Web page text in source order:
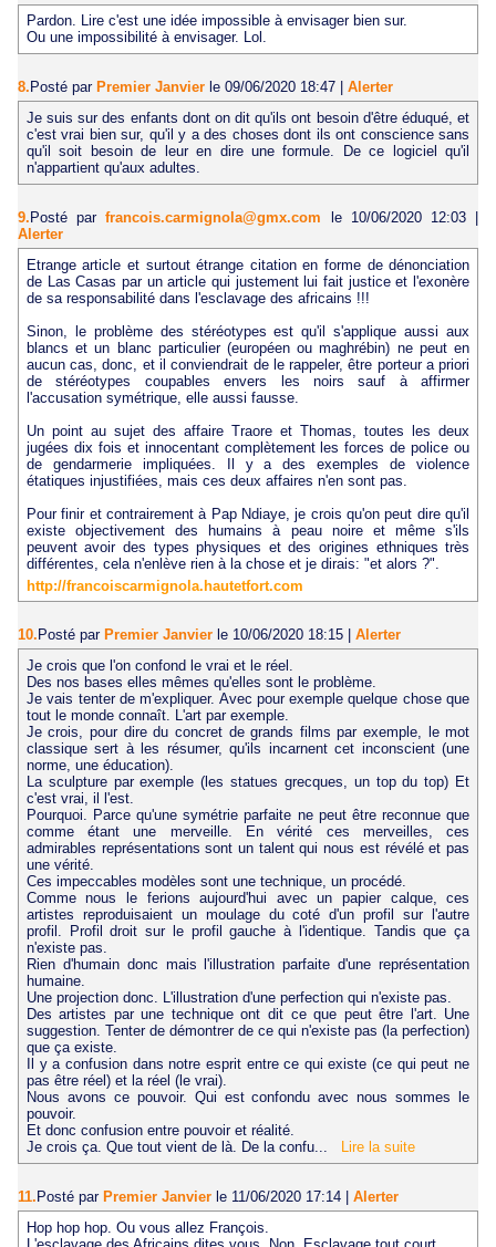
Pardon. Lire c'est une idée impossible à envisager bien sur.
Ou une impossibilité à envisager. Lol.
8. Posté par Premier Janvier le 09/06/2020 18:47
Alerter
Je suis sur des enfants dont on dit qu'ils ont besoin d'être éduqué, et
c'est vrai bien sur, qu'il y a des choses dont ils ont conscience sans
qu'il soit besoin de leur en dire une formule. De ce logiciel qu'il
n'appartient qu'aux adultes.
9. Posté parfrancois.carmignola@gmx.com le 10/06/2020 12:03
Alerter
Etrange article et surtout étrange citation en forme de dénonciation
de Las Casas par un article qui justement lui fait justice et l'exonère
de sa responsabilité dans l'esclavage des africains !!!
Sinon, le problème des stéréotypes est qu'il s'applique aussi aux
blancs et un blanc particulier (européen ou maghrébin) ne peut en
aucun cas, donc, et il conviendrait de le rappeler, être porteur a priori
de stéréotypes coupables envers les noirs sauf à affirmer
l'accusation symétrique, elle aussi fausse.
Un point au sujet des affaire Traore et Thomas, toutes les deux
jugées dix fois et innocentant complètement les forces de police ou
de gendarmerie impliquées. Il y a des exemples de violence
étatiques injustifiées, mais ces deux affaires n'en sont pas.
Pour finir et contrairement à Pap Ndiaye, je crois qu'on peut dire qu'il
existe objectivement des humains à peau noire et même s'ils
peuvent avoir des types physiques et des origines ethniques très
différentes, cela n'enlève rien à la chose et je dirais: "et alors ?".
http://francoiscarmignola.hautetfort.com
10. Posté par Premier Janvier le 10/06/2020 18:15
Alerter
Je crois que l'on confond le vrai et le réel.
Des nos bases elles mêmes qu'elles sont le problème.
Je vais tenter de m'expliquer. Avec pour exemple quelque chose que
tout le monde connaît. L'art par exemple.
Je crois, pour dire du concret de grands films par exemple, le mot
classique sert à les résumer, qu'ils incarnent cet inconscient (une
norme, une éducation).
La sculpture par exemple (les statues grecques, un top du top) Et
c'est vrai, il l'est.
Pourquoi. Parce qu'une symétrie parfaite ne peut être reconnue que
comme étant une merveille. En vérité ces merveilles, ces
admirables représentations sont un talent qui nous est révélé et pas
une vérité.
Ces impeccables modèles sont une technique, un procédé.
Comme nous le ferions aujourd'hui avec un papier calque, ces
artistes reproduisaient un moulage du coté d'un profil sur l'autre
profil. Profil droit sur le profil gauche à l'identique. Tandis que ça
n'existe pas.
Rien d'humain donc mais l'illustration parfaite d'une représentation
humaine.
Une projection donc. L'illustration d'une perfection qui n'existe pas.
Des artistes par une technique ont dit ce que peut être l'art. Une
suggestion. Tenter de démontrer de ce qui n'existe pas (la perfection)
que ça existe.
Il y a confusion dans notre esprit entre ce qui existe (ce qui peut ne
pas être réel) et la réel (le vrai).
Nous avons ce pouvoir. Qui est confondu avec nous sommes le
pouvoir.
Et donc confusion entre pouvoir et réalité.
Je crois ça. Que tout vient de là. De la confu...
Lire la suite
11. Posté par Premier Janvier le 11/06/2020 17:14
Alerter
Hop hop hop. Ou vous allez François.